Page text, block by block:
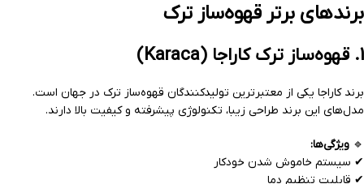
برندهای برتر قهوه‌ساز ترک
1. قهوه‌ساز ترک کاراجا (Karaca)
برند کاراجا یکی از معتبرترین تولیدکنندگان قهوه‌ساز ترک در جهان است.
مدل‌های این برند طراحی زیبا، تکنولوژی پیشرفته و کیفیت بالا دارند.
🔹 ویژگی‌ها:
✔ سیستم خاموش شدن خودکار
✔ قابلیت تنظیم دما